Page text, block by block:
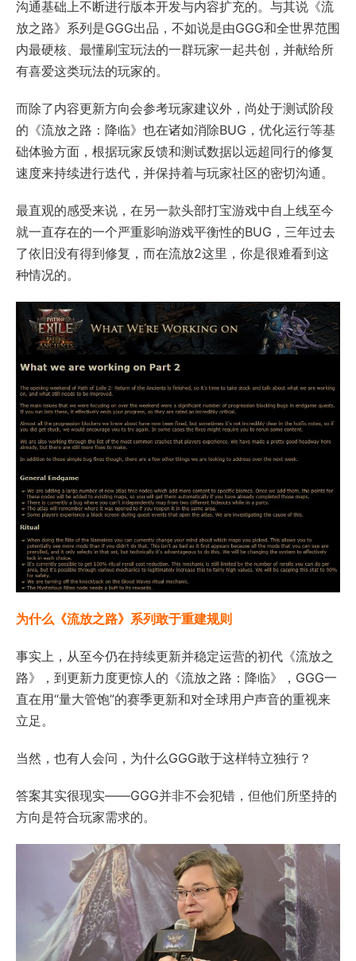
沟通基础上不断进行版本开发与内容扩充的。与其说《流
放之路》系列是GGG出品，不如说是由GGG和全世界范围
内最硬核、最懂刷宝玩法的一群玩家一起共创，并献给所
有喜爱这类玩法的玩家的。
而除了内容更新方向会参考玩家建议外，尚处于测试阶段
的《流放之路：降临》也在诸如消除BUG，优化运行等基
础体验方面，根据玩家反馈和测试数据以远超同行的修复
速度来持续进行迭代，并保持着与玩家社区的密切沟通。
最直观的感受来说，在另一款头部打宝游戏中自上线至今
就一直存在的一个严重影响游戏平衡性的BUG，三年过去
了依旧没有得到修复，而在流放2这里，你是很难看到这
种情况的。
为什么《流放之路》系列敢于重建规则
事实上，从至今仍在持续更新并稳定运营的初代《流放之
路》，到更新力度更惊人的《流放之路：降临》，GGG一
直在用“量大管饱”的赛季更新和对全球用户声音的重视来
立足。
当然，也有人会问，为什么GGG敢于这样特立独行？
答案其实很现实——GGG并非不会犯错，但他们所坚持的
方向是符合玩家需求的。